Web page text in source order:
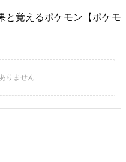
と覚えるポケモン【ポケモ